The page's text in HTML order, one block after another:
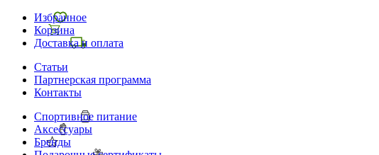
Избранное
Корзина
Доставка и оплата
Статьи
Партнерская программа
Контакты
Спортивное питание
Аксессуары
Бренды